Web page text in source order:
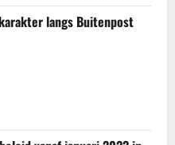
langs Buitenpost